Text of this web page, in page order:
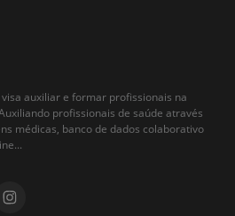
auxiliar e formar profissionais na
profissionais de saúde através
médicas, banco de dados colaborativo